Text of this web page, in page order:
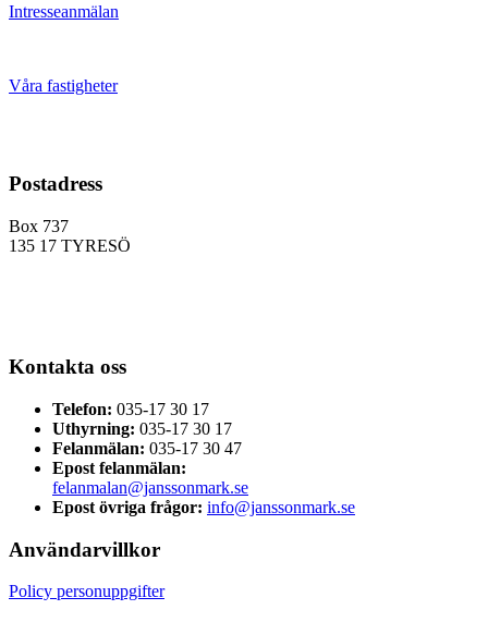
Intresseanmälan
Våra fastigheter
Postadress
Box 737
135 17 TYRESÖ
Kontakta oss
Telefon: 035-17 30 17
Uthyrning: 035-17 30 17
Felanmälan: 035-17 30 47
Epost felanmälan:
felanmalan@janssonmark.se
Epost övriga frågor: info@janssonmark.se
Användarvillkor
Policy personuppgifter